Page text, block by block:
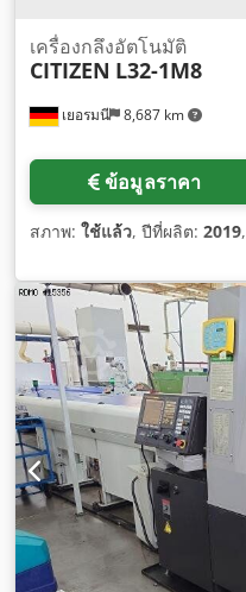
เยอรมนี 8,687 km
เครื่องกลึงอัตโนมัติ
CITIZEN L32-1M8
ข้อมูลราคา
สภาพ: ใช้แล้ว, ปีที่ผลิต: 2019,